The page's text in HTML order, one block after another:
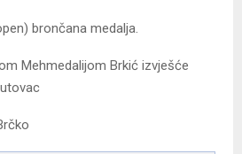
brončana medalja.
Mehmedalijom Brkić izvješće